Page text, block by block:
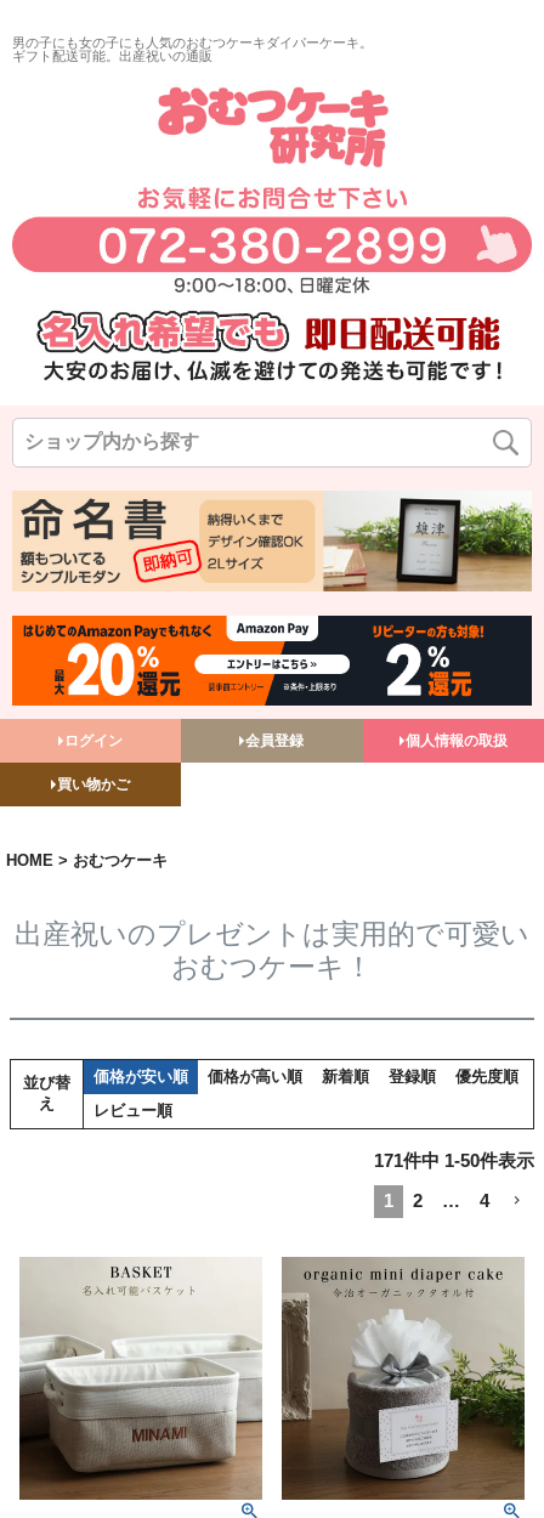
男の子にも女の子にも人気のおむつケーキダイパーケーキ。
ギフト配送可能。出産祝いの通販
ログイン 会員登録 個人情報の取扱
買い物かご
HOME おむつケーキ
出産祝いのプレゼントは実用的で可愛い
おむつケーキ！
並び替
え
価格が安い順 価格が高い順 新着順 登録順
優先度順
レビュー順
171件中 1-50件表示
1 2 … 4